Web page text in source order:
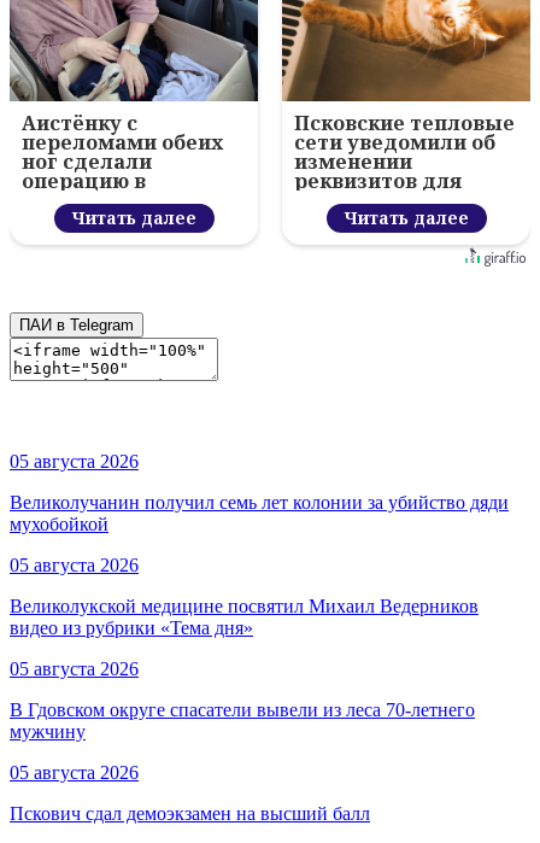
Аистёнку с
переломами обеих
ног сделали
операцию в
гдовском центре
Читать далее
Псковские тепловые
сети уведомили об
изменении
реквизитов для
оплаты
Читать далее
ПАИ в Telegram
05 августа 2026
Великолучанин получил семь лет колонии за убийство дяди
мухобойкой
05 августа 2026
Великолукской медицине посвятил Михаил Ведерников
видео из рубрики «Тема дня»
05 августа 2026
В Гдовском округе спасатели вывели из леса 70-летнего
мужчину
05 августа 2026
Пскович сдал демоэкзамен на высший балл